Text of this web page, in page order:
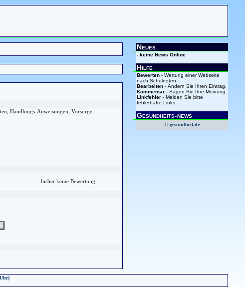
Handlungs-Anweisungen, Vorsorge-
bisher keine Bewertung
Neues
- keine News Online
Hilfe
Bewerten - Wertung einer Webseite
nach Schulnoten.
Bearbeiten - Ändern Sie Ihren Eintrag.
Kommentar - Sagen Sie Ihre Meinung.
Linkfehler - Melden Sie bitte
fehlerhafte Links.
Gesundheits-news
© gesundheit.de